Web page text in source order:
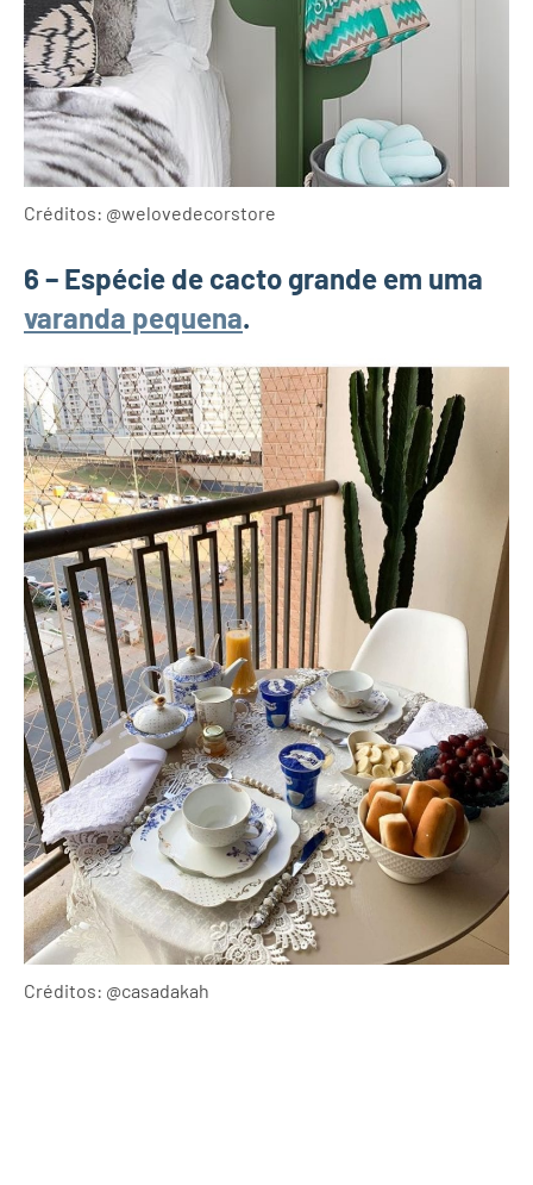
Créditos: @welovedecorstore
6 – Espécie de cacto grande em uma
varanda pequena.
Créditos: @casadakah